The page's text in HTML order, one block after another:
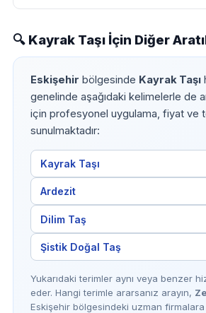
🔍 Kayrak Taşı İçin Diğer
Eskişehir bölgesinde Kayrak Taşı
genelinde aşağıdaki kelimelerle de
için profesyonel uygulama, fiyat ve
sunulmaktadır:
Kayrak Taşı
Ardezit
Dilim Taş
Şistik Doğal Taş
Yukarıdaki terimler aynı veya benzer
eder. Hangi terimle ararsanız arayın,
Eskişehir bölgesindeki uzman